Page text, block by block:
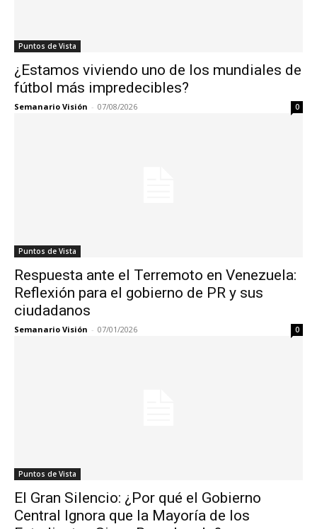
Puntos de Vista
¿Estamos viviendo uno de los mundiales de
fútbol más impredecibles?
Semanario Visión - 07/08/2026 0
Puntos de Vista
Respuesta ante el Terremoto en Venezuela:
Reflexión para el gobierno de PR y sus
ciudadanos
Semanario Visión - 07/01/2026 0
Puntos de Vista
El Gran Silencio: ¿Por qué el Gobierno
Central Ignora que la Mayoría de los